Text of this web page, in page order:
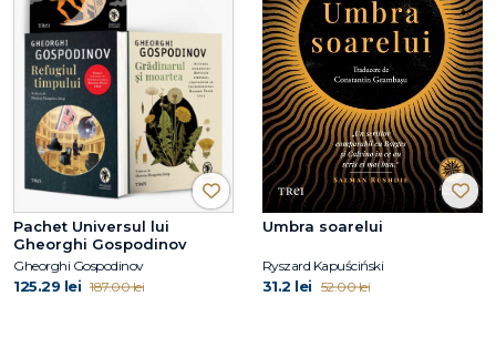
Pachet Universul lui
Gheorghi Gospodinov
Gheorghi Gospodinov
125.29 lei 187.00 lei
Umbra soarelui
Ryszard Kapuściński
31.2 lei 52.00 lei